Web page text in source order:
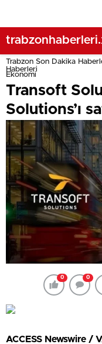
Trabzon Son Dakika
Haberleri
Ekonomi
Transoft
Solutions’ı
0 0
ACCESS Newswire /